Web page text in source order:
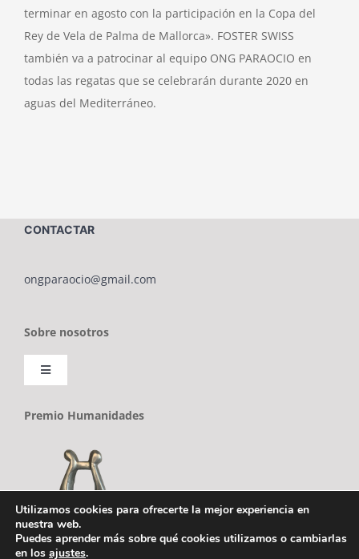
terminar en agosto con la participación en la Copa del
Rey de Vela de Palma de Mallorca». FOSTER SWISS
también va a patrocinar al equipo ONG PARAOCIO en
todas las regatas que se celebrarán durante 2020 en
aguas del Mediterráneo.
CONTACTAR
ongparaocio@gmail.com
Sobre nosotros
Toggle
Navigation
Sobre ONG PARAOCIO
Política de cookies
Política de privacidad
Premio Humanidades
Utilizamos cookies para ofrecerte la mejor experiencia en
nuestra web.
Puedes aprender más sobre qué cookies utilizamos o cambiarlas
en los ajustes.